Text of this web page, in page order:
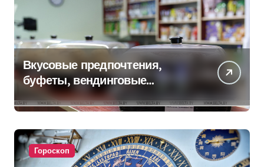
Вкусовые предпочтения,
буфеты, вендинговые
аппараты. Минобразования об
изменениях в школьном
питании
Гороскоп